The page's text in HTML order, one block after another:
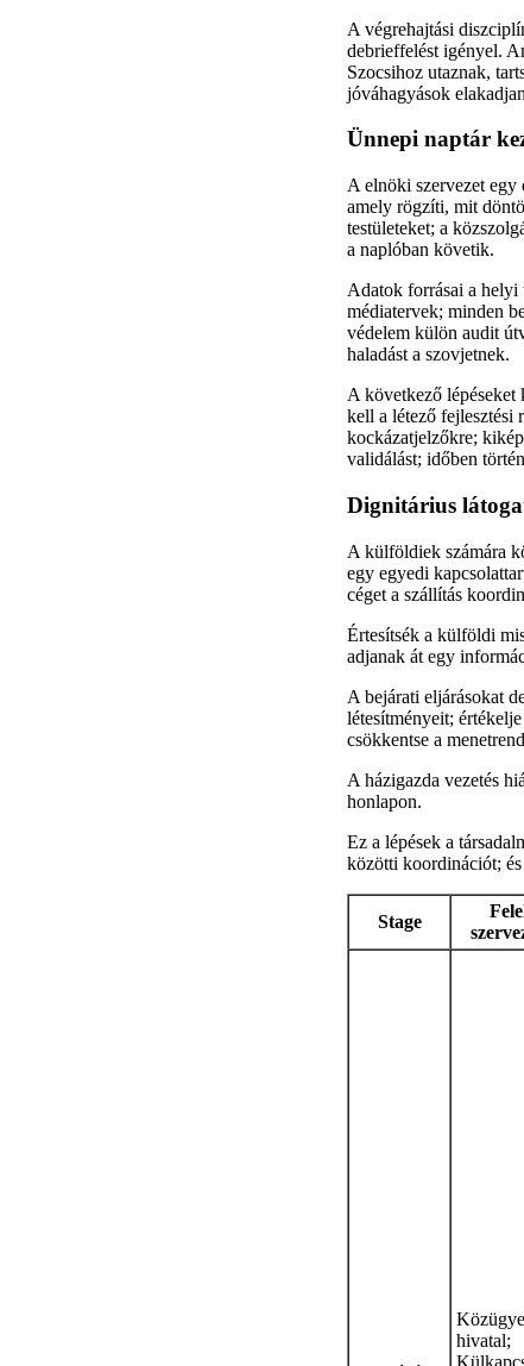
A végrehajtási
debrieffelést igényel.
Szocsihoz utaznak,
jóváhagyások
Ünnepi naptár
A elnöki szervezet egy
amely rögzíti, mit
testületeket; a
a naplóban követik.
Adatok forrásai a helyi
médiatervek; minden
védelem külön audit
haladást a szovjetnek.
A következő
kell a létező fejlesztési
kockázatjelzőkre;
validálást; időben
Dignitárius
A külföldiek számára
egy egyedi
céget a szállítás
Értesítsék a külföldi
adjanak át egy
A bejárati eljárásokat
létesítményeit;
csökkentse a
A házigazda vezetés
honlapon.
Ez a lépések a
közötti koordinációt;
Stage
hivatal;